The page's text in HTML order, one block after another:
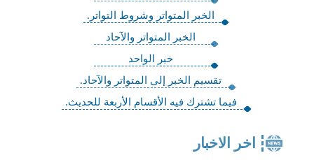
الخبر المتواتر وشروط التواتر.
الخبر المتواتر والآحاد
خبر الواحد
تقسيم الخبر إلى المتواتر والآحاد.
فيما تشترك فيه الأقسام الأربعة للحديث.
اخر الاخبار